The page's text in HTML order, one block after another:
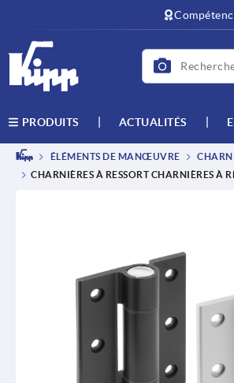
PRODUITS ACTUALITÉS
ÉLÉMENTS DE MANŒUVRE
CHARNIÈRES À RESSORT CHARNIÈRES À